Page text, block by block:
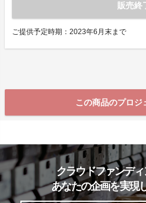
販売終
ご提供予定時期：2023年6月末まで
この商品のプロジ
クラウドファンディ
あなたの企画を実現